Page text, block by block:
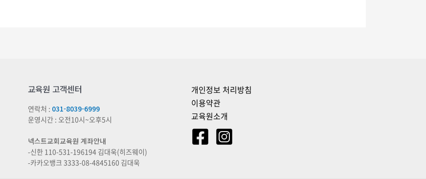
교육원 고객센터
연락처 : 031-8039-6999
운영시간 : 오전10시~오후5시
넥스트교회교육원 계좌안내
-신한 110-531-196194 김대욱(히즈웨이)
-카카오뱅크 3333-08-4845160 김대욱
개인정보 처리방침
이용약관
교육원소개